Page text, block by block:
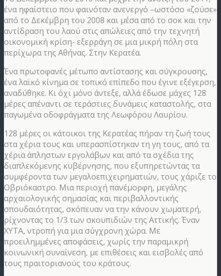
ένα ηφαίστειο που φαινόταν ανενεργό –ωστόσο «ζούσε»
από το Δεκέμβρη του 2008 και μέσα από το σοκ και την
αντίδραση του λαού στις απώλειες από την τεχνητή
οικονομική κρίση- εξερράγη σε μια μικρή πόλη στα
περίχωρα της Αθήνας. Στην Κερατέα.
Ένα πρωτοφανές μέτωπο αντίστασης και σύγκρουσης,
ένα λαϊκό κίνημα σε τοπικό επίπεδο που έγινε εξέγερση,
αναδύθηκε. Κι όχι μόνο άντεξε, αλλά έδωσε μάχες 128
μέρες απέναντι σε τεράστιες δυνάμεις καταστολής, στα
παγωμένα οδοφράγματα της Λεωφόρου Λαυρίου.
128 μέρες οι κάτοικοι της Κερατέας πήραν τη ζωή τους
στα χέρια τους και υπερασπίστηκαν τη γη τους, από τα
χέρια άπληστων εργολάβων και από τα σχέδια της
διαπλεκόμενης κυβέρνησης, που εξυπηρετώντας τα
συμφέροντα των μεγαλοεπιχειρηματιών, τους χάριζε το
Οβριόκαστρο. Μια περιοχή πανέμορφη, μεγάλης
αρχαιολογικής σημασίας και περιβαλλοντικής
σπουδαιότητας, σκόπευαν να την κάνουν χωματερή,
ρίχνοντας το 1/3 των σκουπιδιών της Αττικής. Έναν
ΧΥΤΑ, ντροπή για μια σύγχρονη χώρα. Με
προειλημμένες αποφάσεις, χωρίς την παραμικρή
κοινωνική συναίνεση, με επιθέσεις και εισβολές από
τους πραιτοριανούς του κράτους.